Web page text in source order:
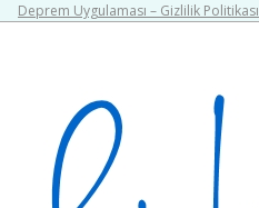
Deprem Uygulaması – Gizlilik Politikası